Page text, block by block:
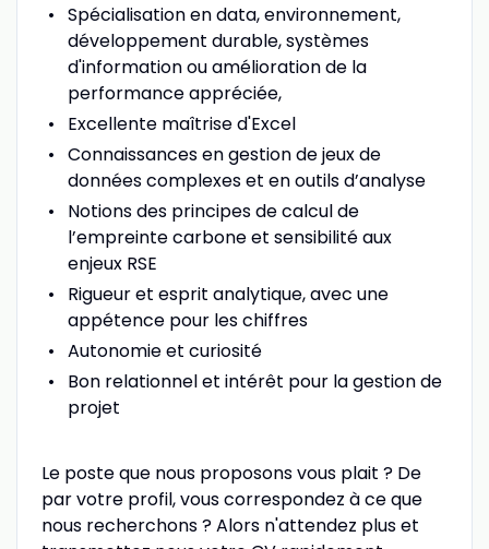
Spécialisation en data, environnement,
développement durable, systèmes
d'information ou amélioration de la
performance appréciée,
Excellente maîtrise d'Excel
Connaissances en gestion de jeux de
données complexes et en outils d’analyse
Notions des principes de calcul de
l’empreinte carbone et sensibilité aux
enjeux RSE
Rigueur et esprit analytique, avec une
appétence pour les chiffres
Autonomie et curiosité
Bon relationnel et intérêt pour la gestion de
projet
Le poste que nous proposons vous plait ? De
par votre profil, vous correspondez à ce que
nous recherchons ? Alors n'attendez plus et